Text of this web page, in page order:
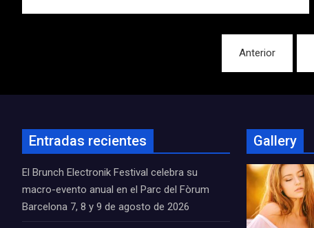
entradas
Anterior
Entradas recientes
El Brunch Electronik Festival celebra su
macro-evento anual en el Parc del Fòrum
Barcelona 7, 8 y 9 de agosto de 2026
Gallery